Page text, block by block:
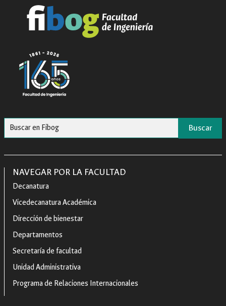
Buscar
NAVEGAR POR LA FACULTAD
Decanatura
Vicedecanatura Académica
Dirección de bienestar
Departamentos
Secretaría de facultad
Unidad Administrativa
Programa de Relaciones Internacionales